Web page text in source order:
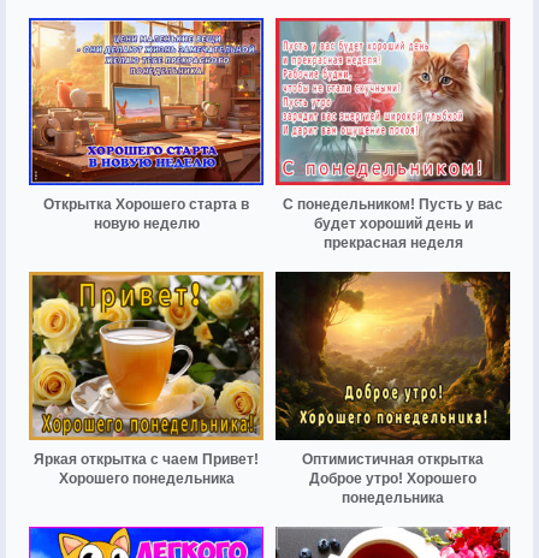
Открытка Хорошего старта в
новую неделю
С понедельником! Пусть у вас
будет хороший день и
прекрасная неделя
Яркая открытка с чаем Привет!
Хорошего понедельника
Оптимистичная открытка
Доброе утро! Хорошего
понедельника